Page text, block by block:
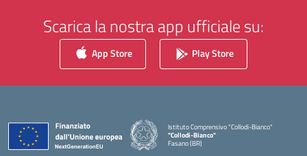
Scarica la nostra app ufficiale su:
App Store Play Store
Istituto Comprensivo "Collodi-Bianco"
"Collodi-Bianco"
Fasano (BR)